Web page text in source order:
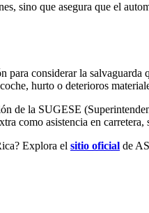
sino que asegura que el
para considerar la
hurto o deterioros
de la SUGESE
como asistencia en
Explora el sitio oficial de